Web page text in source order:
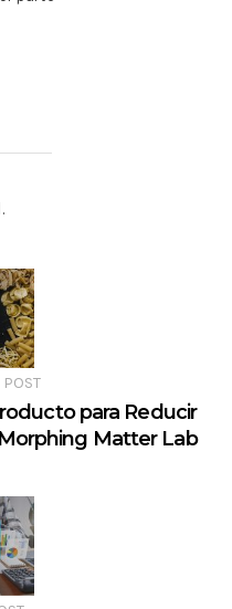
POST
para Reducir
Matter Lab